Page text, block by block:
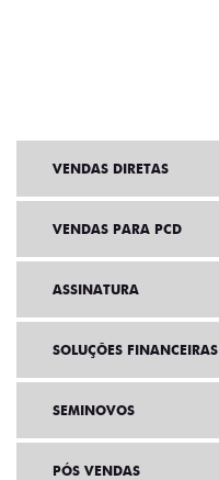
VENDAS DIRETAS
VENDAS PARA PCD
ASSINATURA
SOLUÇÕES FINANCEIRAS
SEMINOVOS
PÓS VENDAS